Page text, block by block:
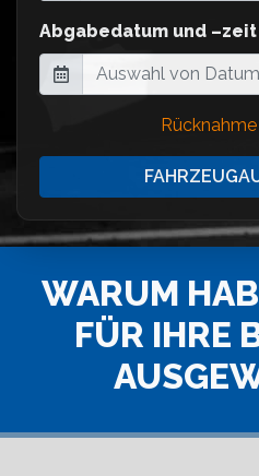
Abgabedatum und –zeit
WARUM
FÜR IHRE